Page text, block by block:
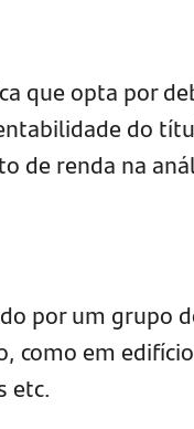
que opta por
do
de renda na
por um grupo
como em
etc.